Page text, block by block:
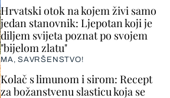
Hrvatski otok na kojem živi samo
jedan stanovnik: Ljepotan koji je
diljem svijeta poznat po svojem
"bijelom zlatu"
MA, SAVRŠENSTVO!
Kolač s limunom i sirom: Recept
za božanstvenu slasticu koja se